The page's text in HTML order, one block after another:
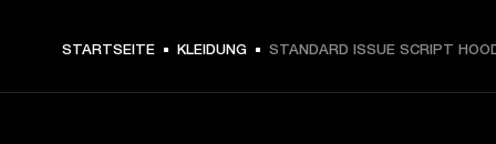
€ 119 -
STARTSEITE KLEIDUNG STANDARD ISSUE SCRIPT